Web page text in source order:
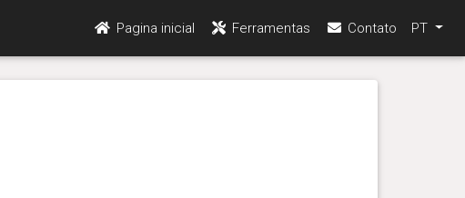
Pagina inicial Ferramentas Contato PT